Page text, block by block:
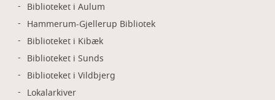
Biblioteket i Aulum
Hammerum-Gjellerup Bibliotek
Biblioteket i Kibæk
Biblioteket i Sunds
Biblioteket i Vildbjerg
Lokalarkiver